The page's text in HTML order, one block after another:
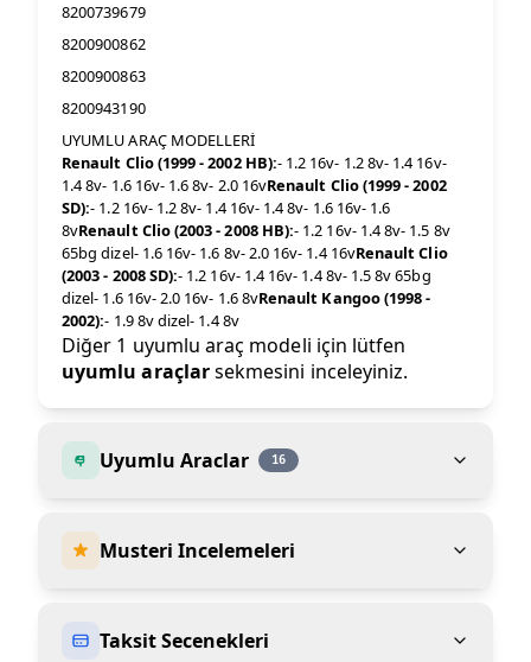
8200739679
8200900862
8200900863
8200943190
UYUMLU ARAÇ MODELLERİ
Renault Clio (1999 - 2002 HB):- 1.2 16v- 1.2 8v- 1.4 16v-
1.4 8v- 1.6 16v- 1.6 8v- 2.0 16vRenault Clio (1999 - 2002
SD):- 1.2 16v- 1.2 8v- 1.4 16v- 1.4 8v- 1.6 16v- 1.6
8vRenault Clio (2003 - 2008 HB):- 1.2 16v- 1.4 8v- 1.5 8v
65bg dizel- 1.6 16v- 1.6 8v- 2.0 16v- 1.4 16vRenault Clio
(2003 - 2008 SD):- 1.2 16v- 1.4 16v- 1.4 8v- 1.5 8v 65bg
dizel- 1.6 16v- 2.0 16v- 1.6 8vRenault Kangoo (1998 -
2002):- 1.9 8v dizel- 1.4 8v
Diğer 1 uyumlu araç modeli için lütfen
uyumlu araçlarsekmesini inceleyiniz.
Uyumlu Araclar 16
Musteri Incelemeleri
Taksit Secenekleri